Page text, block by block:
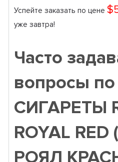
Успейте заказать по цене
уже завтра!
Часто
вопросы по
СИГАРЕТЫ
ROYAL
РОЯЛ